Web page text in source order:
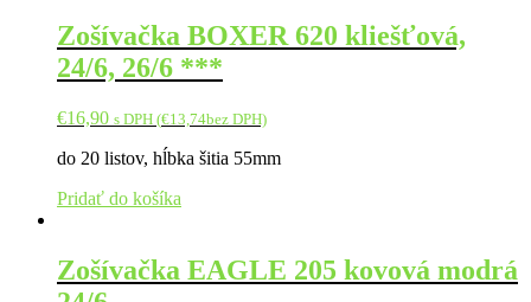
Zošívačka BOXER 620 kliešťová,
24/6, 26/6 ***
€16,90 s DPH (€13,74bez DPH)
do 20 listov, hĺbka šitia 55mm
Pridať do košíka
Zošívačka EAGLE 205 kovová modrá